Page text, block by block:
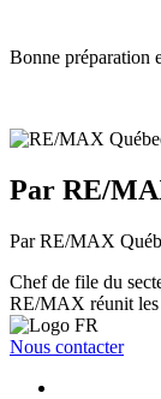
Bonne préparation
Par RE/
Par RE/MAX
Chef de file du
RE/MAX réunit les
Nous contacter